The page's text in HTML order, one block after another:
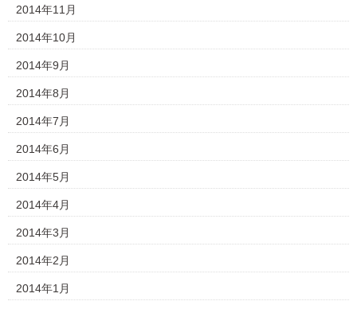
2014年11月
2014年10月
2014年9月
2014年8月
2014年7月
2014年6月
2014年5月
2014年4月
2014年3月
2014年2月
2014年1月